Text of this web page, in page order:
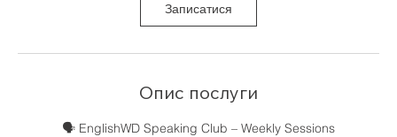
0
х
Записатися
Опис послуги
🗣️ EnglishWD Speaking Club – Weekly Sessions